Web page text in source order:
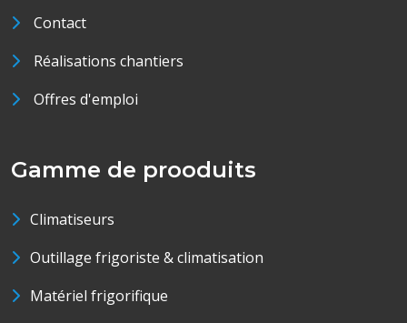
Contact
Réalisations chantiers
Offres d'emploi
Gamme de prooduits
Climatiseurs
Outillage frigoriste & climatisation
Matériel frigorifique